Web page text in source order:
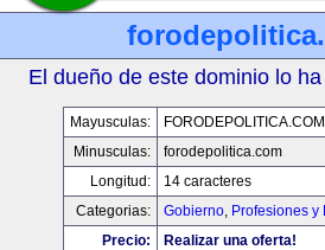
El dueño de este dominio lo
Mayusculas:
FORODEPOLITICA.COM
Minusculas:
forodepolitica.com
Longitud:
14 caracteres
Categorias:
Gobierno, Profesiones y
Precio:
Realizar una oferta!